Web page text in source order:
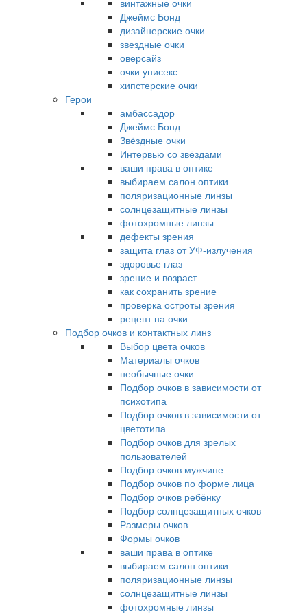
винтажные очки
Джеймс Бонд
дизайнерские очки
звездные очки
оверсайз
очки унисекс
хипстерские очки
Герои
амбассадор
Джеймс Бонд
Звёздные очки
Интервью со звёздами
ваши права в оптике
выбираем салон оптики
поляризационные линзы
солнцезащитные линзы
фотохромные линзы
дефекты зрения
защита глаз от УФ-излучения
здоровье глаз
зрение и возраст
как сохранить зрение
проверка остроты зрения
рецепт на очки
Подбор очков и контактных линз
Выбор цвета очков
Материалы очков
необычные очки
Подбор очков в зависимости от
психотипа
Подбор очков в зависимости от
цветотипа
Подбор очков для зрелых
пользователей
Подбор очков мужчине
Подбор очков по форме лица
Подбор очков ребёнку
Подбор солнцезащитных очков
Размеры очков
Формы очков
ваши права в оптике
выбираем салон оптики
поляризационные линзы
солнцезащитные линзы
фотохромные линзы